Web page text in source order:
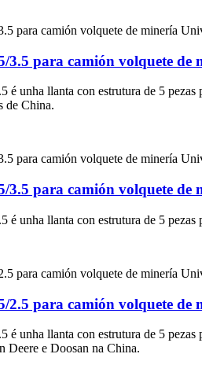
3.5 para camión volquete de
é unha llanta con estrutura de 5
de China.
3.5 para camión volquete de
é unha llanta con estrutura de 5
2.5 para camión volquete de
é unha llanta con estrutura de 5
Deere e Doosan na China.